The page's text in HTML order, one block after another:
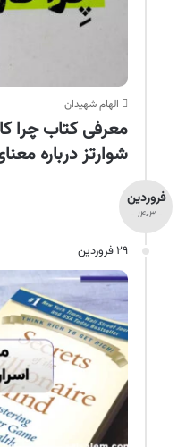
الهام شهیدان
معرفی کتاب چرا
شوارتز درباره
فروردین
- ۱۴۰۳ -
۲۹ فروردین